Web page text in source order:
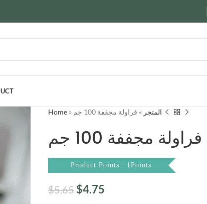
Home» المتجر » فراولة مجففة 100 جم
فراولة مجففة 100 جم
Product Points : 1Points
$5.65 $4.75